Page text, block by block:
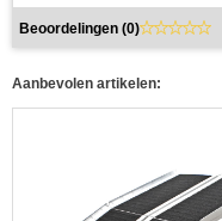
Beoordelingen (0)
Aanbevolen artikelen: